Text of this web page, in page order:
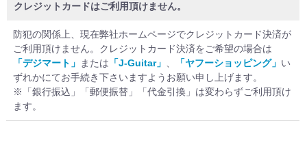
クレジットカードはご利用頂けません。
防犯の関係上、現在弊社ホームページでクレジットカード決済が
ご利用頂けません。クレジットカード決済をご希望の場合は
「デジマート」 または 「J-Guitar」 、 「ヤフーショッピング」 い
ずれかにてお手続き下さいますようお願い申し上げます。
※「銀行振込」「郵便振替」「代金引換」は変わらずご利用頂け
ます。